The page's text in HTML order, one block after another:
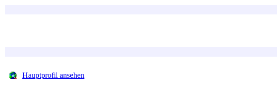
Hauptprofil ansehen